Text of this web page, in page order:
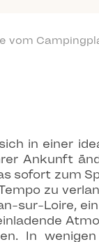
vom
in einer
Ankunft
sofort zum
zu
sur-Loire,
In